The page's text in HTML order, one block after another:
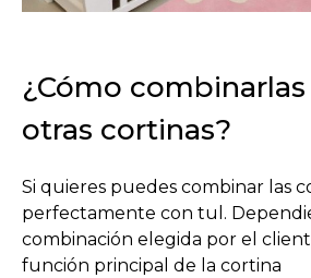
¿Cómo
otras cortinas?
Si quieres puedes combinar las
perfectamente con tul.
combinación elegida por el
función principal de la cortina